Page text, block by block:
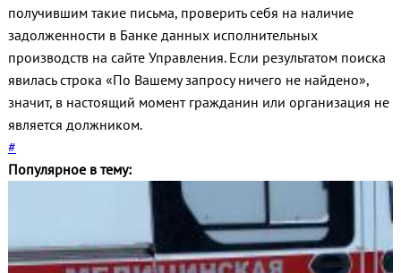
получившим такие письма, проверить себя на наличие
задолженности в Банке данных исполнительных
производств на сайте Управления. Если результатом поиска
явилась строка «По Вашему запросу ничего не найдено»,
значит, в настоящий момент гражданин или организация не
является должником.
#
Популярное в тему: